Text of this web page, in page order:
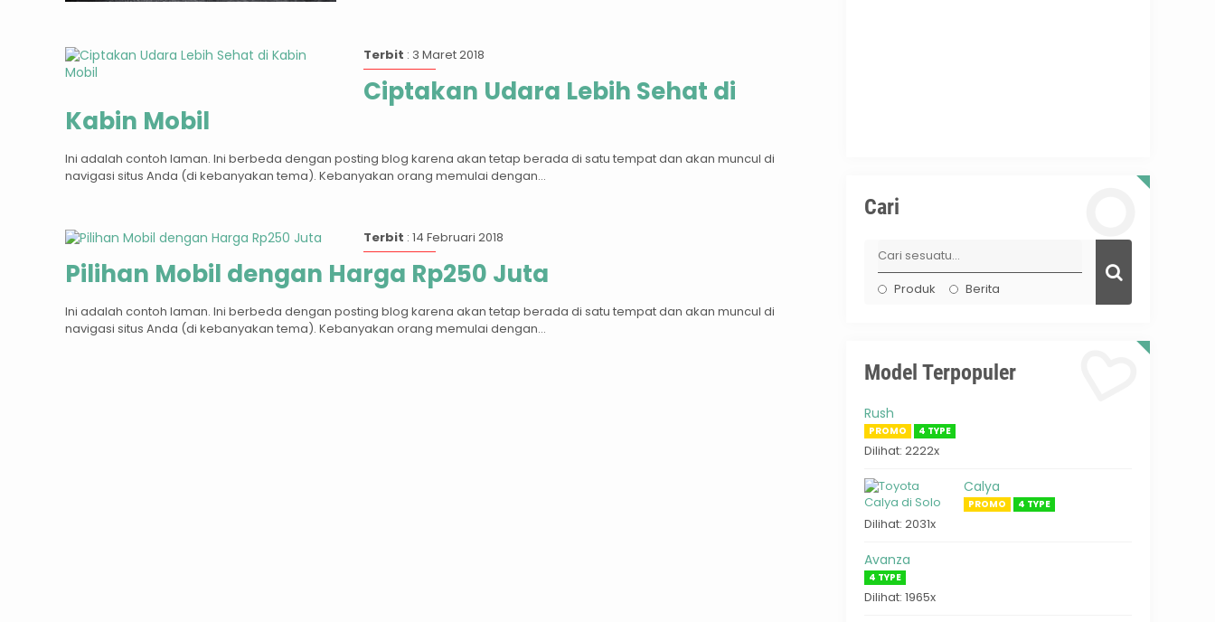
Terbit : 3 Maret 2018
Ciptakan Udara Lebih Sehat di
Kabin Mobil
Ini adalah contoh laman. Ini berbeda dengan posting blog karena akan tetap berada di satu tempat dan akan muncul di
navigasi situs Anda (di kebanyakan tema). Kebanyakan orang memulai dengan...
Terbit : 14 Februari 2018
Pilihan Mobil dengan Harga Rp250 Juta
Ini adalah contoh laman. Ini berbeda dengan posting blog karena akan tetap berada di satu tempat dan akan muncul di
navigasi situs Anda (di kebanyakan tema). Kebanyakan orang memulai dengan...
Cari
Produk Berita
Model Terpopuler
Rush
PROMO 4 TYPE
Dilihat: 2222x
Calya
PROMO 4 TYPE
Dilihat: 2031x
Avanza
4 TYPE
Dilihat: 1965x